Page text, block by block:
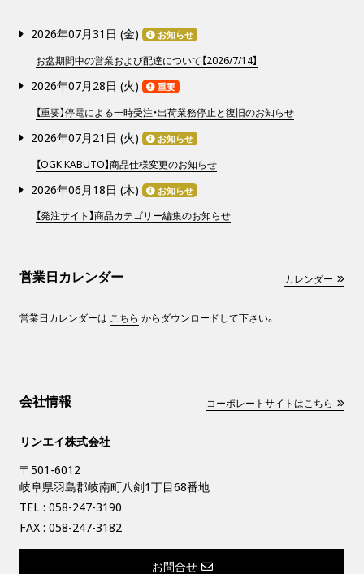
2026年07月31日 (金) お知らせ
お盆期間中の営業および配達について【2026/7/14】
2026年07月28日 (火) 重要
【重要】停電による一時受注・出荷業務停止と復旧のお知らせ
2026年07月21日 (火) お知らせ
【OGK KABUTO】商品仕様変更のお知らせ
2026年06月18日 (木) お知らせ
【発注サイト】商品カテゴリー編集のお知らせ
営業日カレンダー カレンダー
営業日カレンダーは こちら からダウンロードして下さい。
会社情報 コーポレートサイトはこちら
リンエイ株式会社
〒501-6012
岐阜県羽島郡岐南町八剣1丁目68番地
TEL : 058-247-3190
FAX : 058-247-3182
お問合せ